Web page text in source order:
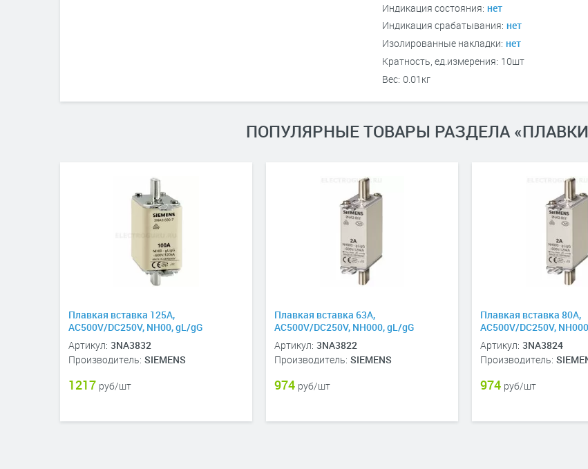
Индикация состояния: нет
Индикация срабатывания: нет
Изолированные накладки: нет
Кратность, ед.измерения: 10шт
Вес: 0.01кг
ПОПУЛЯРНЫЕ ТОВАРЫ РАЗДЕЛА
Плавкая вставка 125A,
AC500V/DC250V, NH00, gL/gG
Артикул: 3NA3832
Производитель: SIEMENS
1217 руб/шт
Плавкая вставка 63A,
AC500V/DC250V, NH000, gL/gG
Артикул: 3NA3822
Производитель: SIEMENS
974 руб/шт
Плавкая вставка 80A,
AC500V/DC250V,
Артикул: 3NA3824
Производитель:
974 руб/шт